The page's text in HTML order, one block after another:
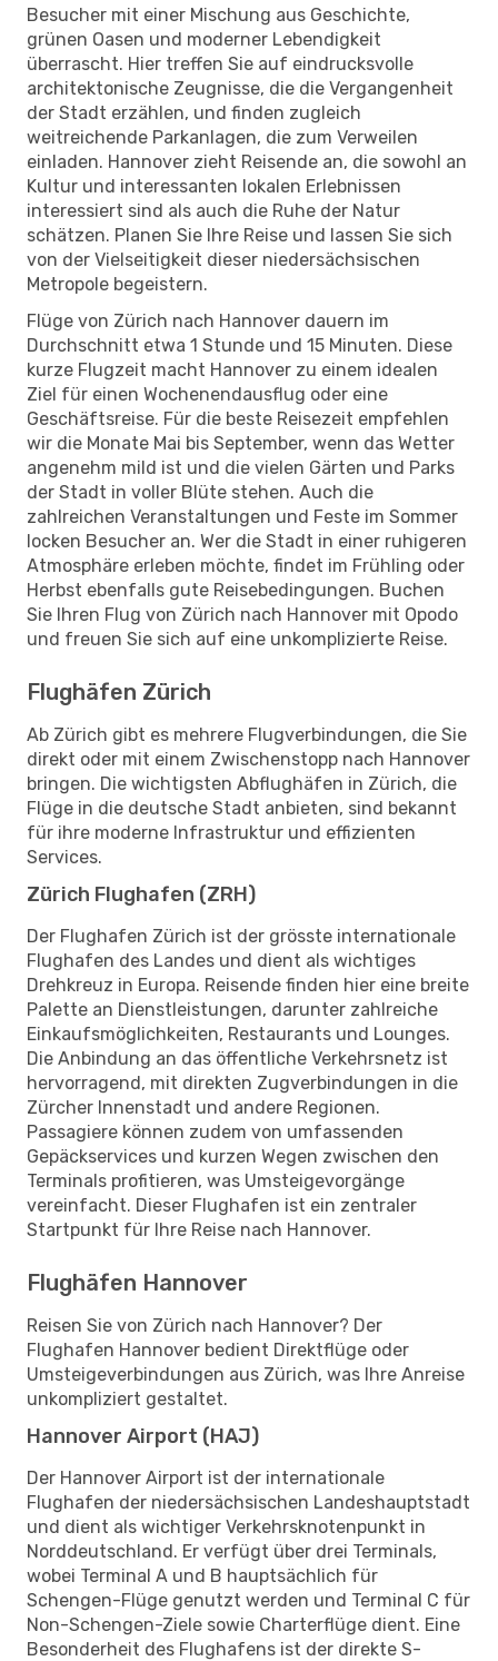
Besucher mit einer Mischung aus Geschichte,
grünen Oasen und moderner Lebendigkeit
überrascht. Hier treffen Sie auf eindrucksvolle
architektonische Zeugnisse, die die Vergangenheit
der Stadt erzählen, und finden zugleich
weitreichende Parkanlagen, die zum Verweilen
einladen. Hannover zieht Reisende an, die sowohl an
Kultur und interessanten lokalen Erlebnissen
interessiert sind als auch die Ruhe der Natur
schätzen. Planen Sie Ihre Reise und lassen Sie sich
von der Vielseitigkeit dieser niedersächsischen
Metropole begeistern.
Flüge von Zürich nach Hannover dauern im
Durchschnitt etwa 1 Stunde und 15 Minuten. Diese
kurze Flugzeit macht Hannover zu einem idealen
Ziel für einen Wochenendausflug oder eine
Geschäftsreise. Für die beste Reisezeit empfehlen
wir die Monate Mai bis September, wenn das Wetter
angenehm mild ist und die vielen Gärten und Parks
der Stadt in voller Blüte stehen. Auch die
zahlreichen Veranstaltungen und Feste im Sommer
locken Besucher an. Wer die Stadt in einer ruhigeren
Atmosphäre erleben möchte, findet im Frühling oder
Herbst ebenfalls gute Reisebedingungen. Buchen
Sie Ihren Flug von Zürich nach Hannover mit Opodo
und freuen Sie sich auf eine unkomplizierte Reise.
Flughäfen Zürich
Ab Zürich gibt es mehrere Flugverbindungen, die Sie
direkt oder mit einem Zwischenstopp nach Hannover
bringen. Die wichtigsten Abflughäfen in Zürich, die
Flüge in die deutsche Stadt anbieten, sind bekannt
für ihre moderne Infrastruktur und effizienten
Services.
Zürich Flughafen (ZRH)
Der Flughafen Zürich ist der grösste internationale
Flughafen des Landes und dient als wichtiges
Drehkreuz in Europa. Reisende finden hier eine breite
Palette an Dienstleistungen, darunter zahlreiche
Einkaufsmöglichkeiten, Restaurants und Lounges.
Die Anbindung an das öffentliche Verkehrsnetz ist
hervorragend, mit direkten Zugverbindungen in die
Zürcher Innenstadt und andere Regionen.
Passagiere können zudem von umfassenden
Gepäckservices und kurzen Wegen zwischen den
Terminals profitieren, was Umsteigevorgänge
vereinfacht. Dieser Flughafen ist ein zentraler
Startpunkt für Ihre Reise nach Hannover.
Flughäfen Hannover
Reisen Sie von Zürich nach Hannover? Der
Flughafen Hannover bedient Direktflüge oder
Umsteigeverbindungen aus Zürich, was Ihre Anreise
unkompliziert gestaltet.
Hannover Airport (HAJ)
Der Hannover Airport ist der internationale
Flughafen der niedersächsischen Landeshauptstadt
und dient als wichtiger Verkehrsknotenpunkt in
Norddeutschland. Er verfügt über drei Terminals,
wobei Terminal A und B hauptsächlich für
Schengen-Flüge genutzt werden und Terminal C für
Non-Schengen-Ziele sowie Charterflüge dient. Eine
Besonderheit des Flughafens ist der direkte S-